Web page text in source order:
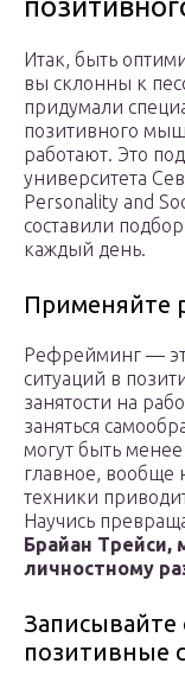
Итак, быть
вы склонны к
придумали
позитивного
работают. Это
университета
Personality and
составили
каждый день.
Применяйте
Рефрейминг —
ситуаций в
занятости на
заняться
могут быть
главное, вообще
техники
Научись
Брайан Трейси,
личностному
Записывайте
позитивные